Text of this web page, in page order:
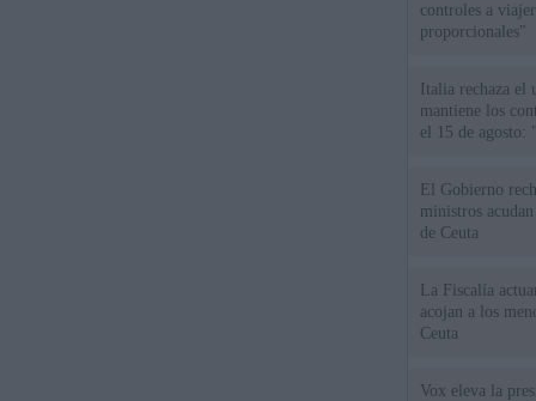
controles a
proporcionales"
Italia rechaza
mantiene los
el 15 de agosto:
El Gobierno
ministros
de Ceuta
La Fiscalía
acojan a los
Ceuta
Vox eleva la